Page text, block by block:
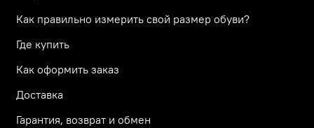
Как правильно измерить свой размер обуви?
Где купить
Как оформить заказ
Доставка
Гарантия, возврат и обмен